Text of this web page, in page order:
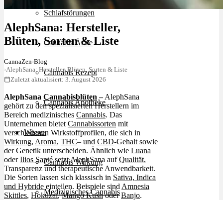
Schlafstörungen
Cannabis Ärzte
Cannabis Rezept
Cannabis Apotheke
Wissen
Cannabis Wirkung
Medizinisches Cannabis
AlephSana: Hersteller,
Blüten, Sorten & Liste
CannaZen›Blog
›AlephSana: Hersteller, Blüten, Sorten & Liste
Zuletzt aktualisiert: 3. August 2026
AlephSana Cannabisblüten –AlephSana
gehört zu den spezialisierten Herstellern im
Bereich medizinisches Cannabis. Das
Unternehmen bietet Cannabissorten mit
verschiedenen Wirkstoffprofilen, die sich in
Wirkung, Aroma, THC– und CBD-Gehalt sowie
der Genetik unterscheiden. Ähnlich wie Luana
oderIlios Santésetzt AlephSana aufQualität,
Transparenz und therapeutische Anwendbarkeit.
Die Sorten lassen sich klassisch in Sativa, Indica
und Hybride einteilen. Beispiele sind Amnesia
Skittles, Hokuzai,Mango KushoderBanjo.